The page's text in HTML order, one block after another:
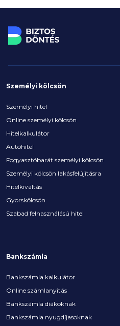
Személyi kölcsön
Személyi hitel
Online személyi kölcsön
Hitelkalkulátor
Autóhitel
Fogyasztóbarát személyi kölcsön
Személyi kölcsön lakásfelújításra
Hitelkiváltás
Gyorskölcsön
Szabad felhasználású hitel
Bankszámla
Bankszámla kalkulátor
Online számlanyitás
Bankszámla diákoknak
Bankszámla nyugdíjasoknak